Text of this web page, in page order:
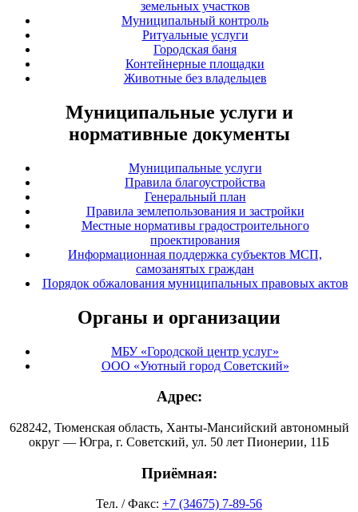
земельных участков
Муниципальный контроль
Ритуальные услуги
Городская баня
Контейнерные площадки
Животные без владельцев
Муниципальные услуги и
нормативные документы
Муниципальные услуги
Правила благоустройства
Генеральный план
Правила землепользования и застройки
Местные нормативы градостроительного
проектирования
Информационная поддержка субъектов МСП,
самозанятых граждан
Порядок обжалования муниципальных правовых актов
Органы и организации
МБУ «Городской центр услуг»
ООО «Уютный город Советский»
Адрес:
628242, Тюменская область, Ханты-Мансийский автономный
округ — Югра, г. Советский, ул. 50 лет Пионерии, 11Б
Приёмная:
Тел. / Факс: +7 (34675) 7-89-56